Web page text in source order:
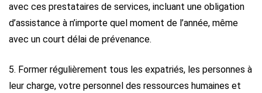
avec ces prestataires de services, incluant une obligation
d’assistance à n’importe quel moment de l’année, même
avec un court délai de prévenance.
5. Former régulièrement tous les expatriés, les personnes à
leur charge, votre personnel des ressources humaines et